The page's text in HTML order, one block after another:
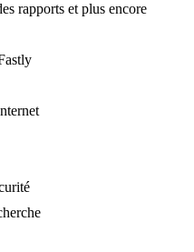
rapports et plus encore